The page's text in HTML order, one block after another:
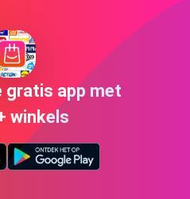
gratis app met
winkels